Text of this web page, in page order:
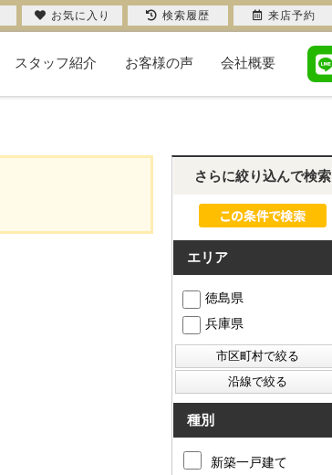
スタッフ紹介 お客様の声 会社概要
さらに絞り込んで検索
エリア
徳島県
兵庫県
種別
新築一戸建て
お気に入り 検索履歴 来店予約